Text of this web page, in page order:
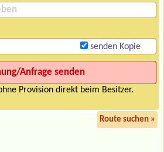
senden Kopie
Provision direkt beim Besitzer.
Route suchen »